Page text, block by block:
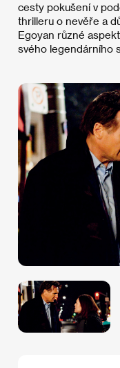
cesty pokušení v
thrilleru o nevěře a
Egoyan různé
svého legendárního